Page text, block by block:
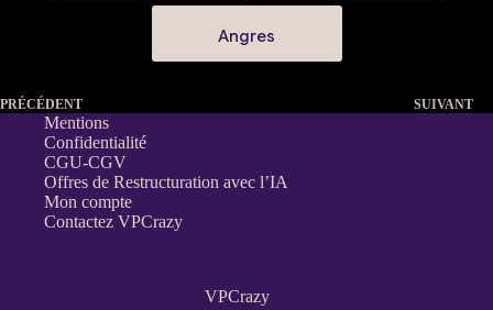
Angres
PRÉCÉDENT SUIVANT
Mentions
Confidentialité
CGU-CGV
Offres de Restructuration avec l’IA
Mon compte
Contactez VPCrazy
VPCrazy